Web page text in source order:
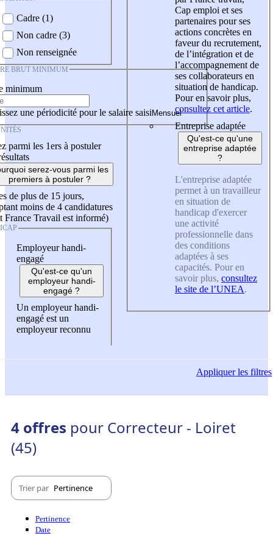
Cadre (1)
Non cadre (3)
Non renseignée
BRUT MINIMUM
minimum
une périodicité pour le salaire saisi
parmi les 1ers à postuler
serez-vous parmi les
premiers à postuler ?
de plus de 15 jours,
moins de 4 candidatures
France Travail est informé)
Employeur handi-
engagé
Qu'est-ce qu'un
employeur handi-
engagé ?
Un employeur handi-
engagé est un
employeur reconnu
Cap emploi et ses
partenaires pour ses
actions concrètes en
faveur du recrutement,
de l’intégration et de
l’accompagnement de
ses collaborateurs en
situation de handicap.
Pour en savoir plus,
consultez cet article.
Entreprise adaptée
Qu'est-ce qu'une
entreprise adaptée
?
L'entreprise adaptée
permet à un travailleur
en situation de
handicap d'exercer
une activité
professionnelle dans
des conditions
adaptées à ses
capacités. Pour en
savoir plus, consultez
le site de l’UNEA.
Appliquerles filtres
4 offres pour Correcteur - Loiret
(45)
Trier par Pertinence
Pertinence
Date